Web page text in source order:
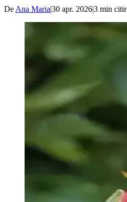
De Ana Maria|30 apr. 2026|3 min